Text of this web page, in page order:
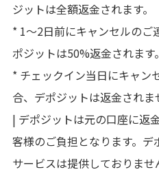
ジットは全額返金されます。
* 1～2日前にキャンセルのご
ポジットは50%返金されます。
* チェックイン当日にキャン
合、デポジットは返金されま
| デポジットは元の口座に返
客様のご負担となります。
サービスは提供しておりま